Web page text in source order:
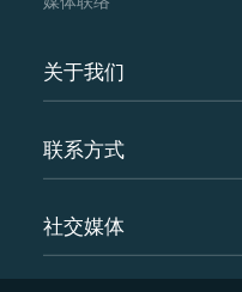
关于我们
联系方式
社交媒体